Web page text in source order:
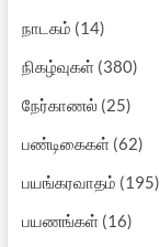
நாடகம் (14)
நிகழ்வுகள்(380)
நேர்காணல்(25)
பண்டிகைகள்(62)
பயங்கரவாதம் (195)
பயணங்கள்(16)